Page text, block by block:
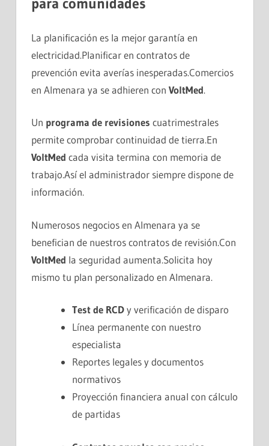
para comunidades
La planificación es la mejor garantía en
electricidad.Planificar en contratos de
prevención evita averías inesperadas.Comercios
en Almenara ya se adhieren con VoltMed.
Un programa de revisiones cuatrimestrales
permite comprobar continuidad de tierra.En
VoltMed cada visita termina con memoria de
trabajo.Así el administrador siempre dispone de
información.
Numerosos negocios en Almenara ya se
benefician de nuestros contratos de revisión.Con
VoltMed la seguridad aumenta.Solicita hoy
mismo tu plan personalizado en Almenara.
Test de RCDy verificación de disparo
Línea permanente con nuestro
especialista
Reportes legales y documentos
normativos
Proyección financiera anual con cálculo
de partidas